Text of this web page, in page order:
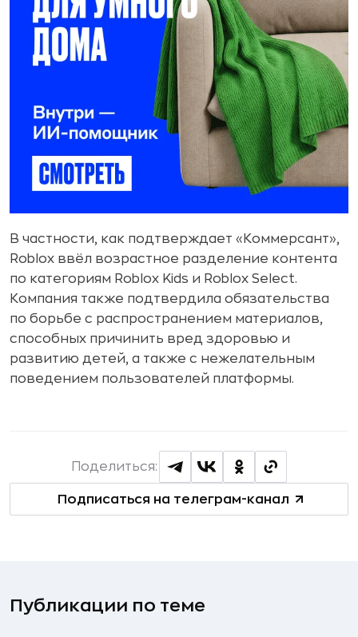
В частности, как подтверждает «Коммерсант»,
Roblox ввёл возрастное разделение контента
по категориям Roblox Kids и Roblox Select.
Компания также подтвердила обязательства
по борьбе с распространением материалов,
способных причинить вред здоровью и
развитию детей, а также с нежелательным
поведением пользователей платформы.
Подписаться на телеграм-канал
Поделиться:
Публикации по теме